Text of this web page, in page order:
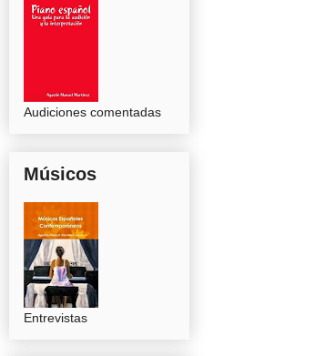
Audiciones comentadas
Músicos
Entrevistas